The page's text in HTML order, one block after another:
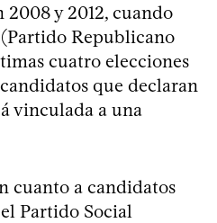
2008 y 2012, cuando
Republicano
cuatro elecciones
que declaran
vinculada a una
cuanto a candidatos
Partido Social